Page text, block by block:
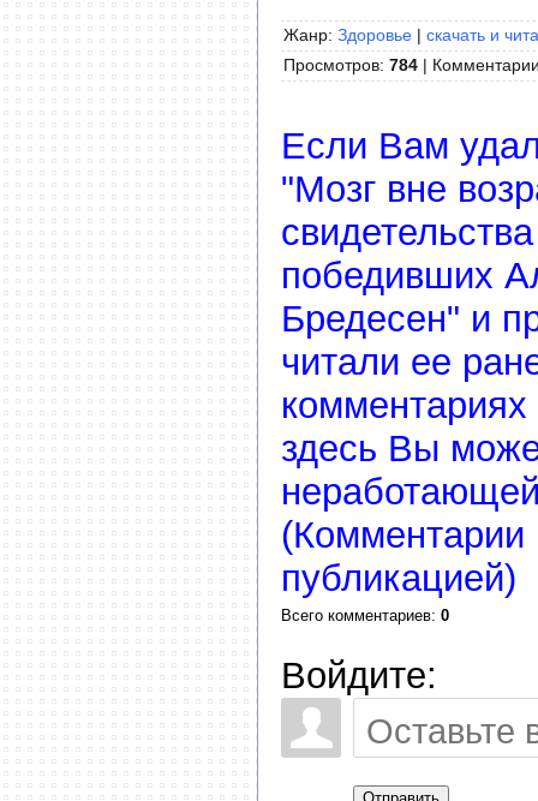
Жанр: Здоровье | скачать и
Просмотров: 784 |
Если Вам
"Мозг вне
победивших
Бредесен" и
читали ее
здесь Вы
(Комментарии
публикацией)
Всего комментариев: 0
Войдите: